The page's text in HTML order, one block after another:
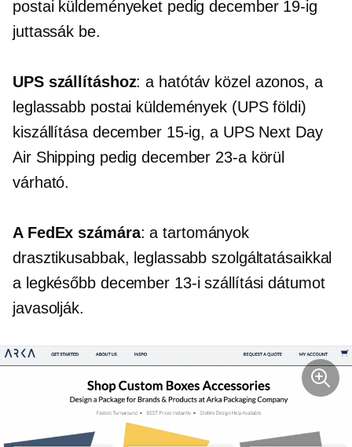
postai küldeményeket pedig december 19-ig
juttassák be.
UPS szállításhoz: a hatótáv közel azonos, a
leglassabb postai küldemények (UPS földi)
kiszállítása december 15-ig, a UPS Next Day
Air Shipping pedig december 23-a körül
várható.
A FedEx számára: a tartományok
drasztikusabbak, leglassabb szolgáltatásaikkal
a legkésőbb december 13-i szállítási dátumot
javasolják.